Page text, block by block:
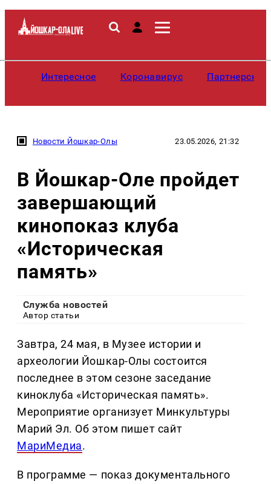
Интересное Коронавирус
Новости Йошкар-Олы 23.05.2026, 21:32
В Йошкар-Оле пройдет
завершающий
кинопоказ клуба
«Историческая
память»
Служба новостей
Автор статьи
Завтра, 24 мая, в Музее истории и
археологии Йошкар-Олы состоится
последнее в этом сезоне заседание
киноклуба «Историческая память».
Мероприятие организует Минкультуры
Марий Эл. Об этом пишет сайт
МариМедиа.
В программе — показ документального